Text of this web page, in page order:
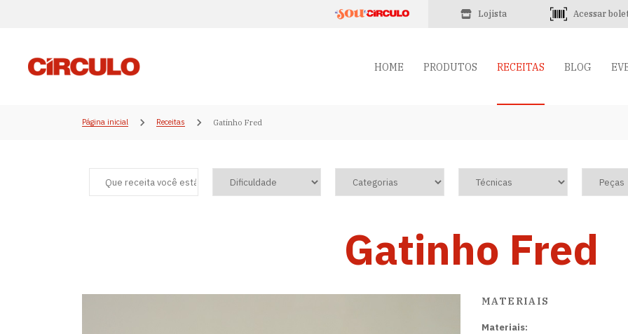
Lojista Acessar
HOME PRODUTOS RECEITAS BLOG
Página inicial Receitas Gatinho Fred
Gatinho Fred
MATERIAIS
Materiais: